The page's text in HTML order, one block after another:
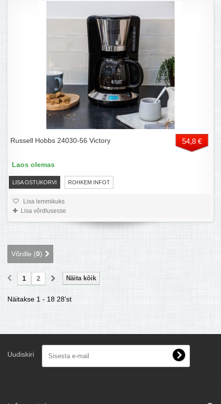
Russell Hobbs 24030-56 Victory 54,8 €
LISA OSTUKORVI ROHKEM INFOT
Laos olemas
Lisa lemmikuks
Lisa võrdlusesse
Võrdle (0)
Näita kõik
1 2
Näitakse 1 - 18 28'st
Uudiskiri